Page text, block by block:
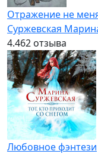
Отражение не
Суржевская
4.462 отзыва
Любовное фэнтези